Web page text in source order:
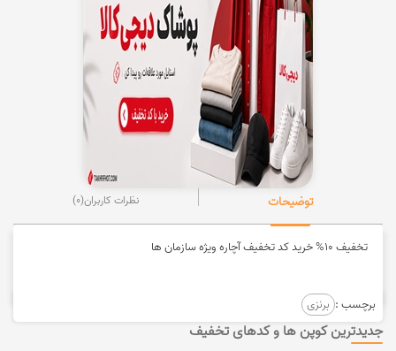
توضیحات نظرات کاربران(0)
تخفیف 10% خرید کد تخفیف آچاره ویژه سازمان ها
برچسب : برنزی
جدیدترین کوپن ها و کدهای تخفیف